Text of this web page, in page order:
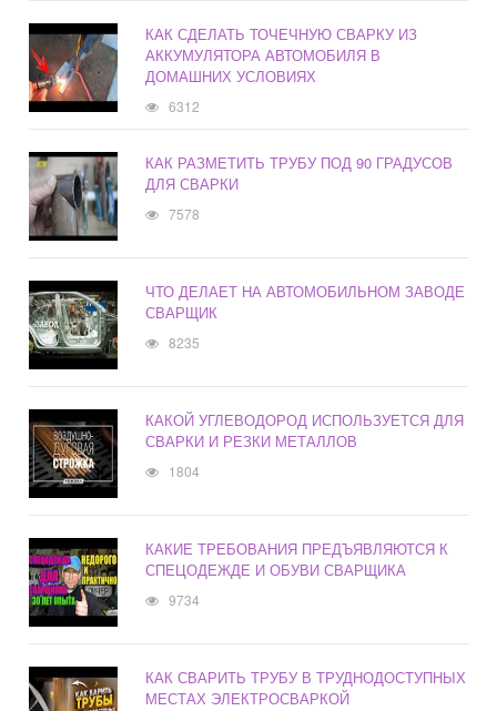
КАК СДЕЛАТЬ ТОЧЕЧНУЮ СВАРКУ ИЗ
АККУМУЛЯТОРА АВТОМОБИЛЯ В
ДОМАШНИХ УСЛОВИЯХ
6312
КАК РАЗМЕТИТЬ ТРУБУ ПОД 90 ГРАДУСОВ
ДЛЯ СВАРКИ
7578
ЧТО ДЕЛАЕТ НА АВТОМОБИЛЬНОМ ЗАВОДЕ
СВАРЩИК
8235
КАКОЙ УГЛЕВОДОРОД ИСПОЛЬЗУЕТСЯ ДЛЯ
СВАРКИ И РЕЗКИ МЕТАЛЛОВ
1804
КАКИЕ ТРЕБОВАНИЯ ПРЕДЪЯВЛЯЮТСЯ К
СПЕЦОДЕЖДЕ И ОБУВИ СВАРЩИКА
9734
КАК СВАРИТЬ ТРУБУ В ТРУДНОДОСТУПНЫХ
МЕСТАХ ЭЛЕКТРОСВАРКОЙ